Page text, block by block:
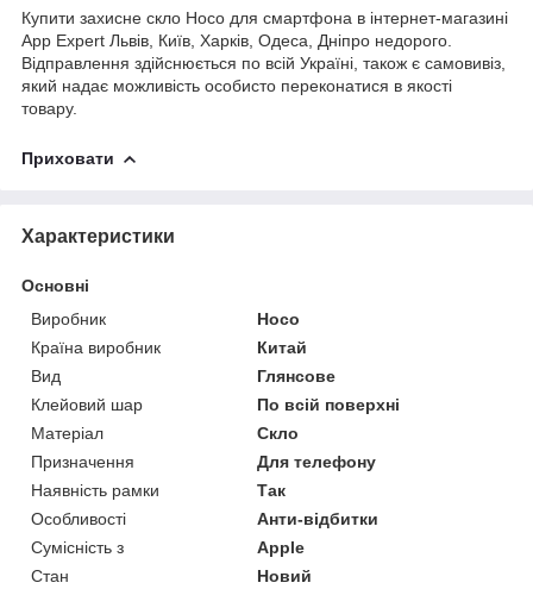
Купити захисне скло Hoco для смартфона в інтернет-магазині
App Expert Львів, Київ, Харків, Одеса, Дніпро недорого.
Відправлення здійснюється по всій Україні, також є самовивіз,
який надає можливість особисто переконатися в якості
товару.
Приховати
Характеристики
Основні
Виробник
Hoco
Країна виробник
Китай
Вид
Глянсове
Клейовий шар
По всій поверхні
Матеріал
Скло
Призначення
Для телефону
Наявність рамки
Так
Особливості
Анти-відбитки
Сумісність з
Apple
Стан
Новий